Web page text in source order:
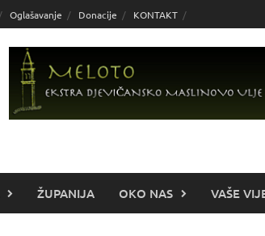
Oglašavanje Donacije KONTAKT
ŽUPANIJA OKO NAS VAŠE